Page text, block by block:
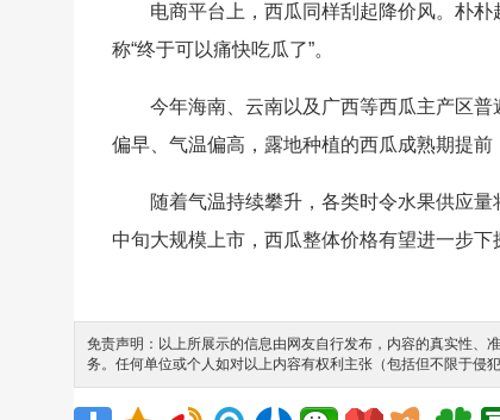
电商平台上，西瓜同样刮起降价风。朴
称“终于可以痛快吃瓜了”。
今年海南、云南以及广西等西瓜主产区
偏早、气温偏高，露地种植的西瓜成熟期提
随着气温持续攀升，各类时令水果供应
中旬大规模上市，西瓜整体价格有望进一步下
免责声明：以上所展示的信息由网友自行发布，内容的真实性、
务。任何单位或个人如对以上内容有权利主张（包括但不限于侵